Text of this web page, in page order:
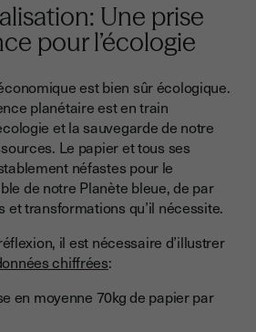
Une prise
pour l’écologie
est bien sûr écologique.
planétaire est en train
et la sauvegarde de notre
Le papier et tous ses
néfastes pour le
de notre Planète bleue, de par
et transformations qu’il nécessite.
il est nécessaire d’illustrer
chiffrées:
en moyenne 70kg de papier par